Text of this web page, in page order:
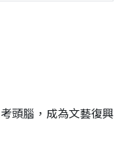
頭腦，成為文藝復興